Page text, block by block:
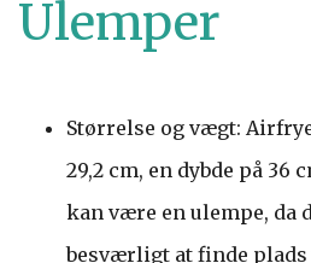
Ulemper
Størrelse og vægt:
29,2 cm, en dybde på 36
kan være en ulempe, da
besværligt at finde